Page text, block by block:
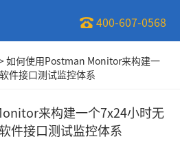
400-607-0568
如何使用Postman Monitor来构建一
件接口测试监控体系
来构建一个7x24小时无
件接口测试监控体系